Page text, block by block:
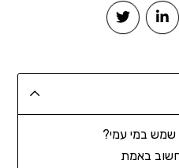
במי עמי?
באמת